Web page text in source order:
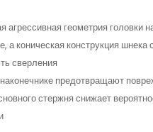
геометрия головки
а коническая конструкция
сверления
предотвращают
стержня снижает